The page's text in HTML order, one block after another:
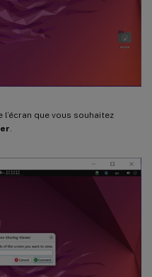
que vous souhaitez
.